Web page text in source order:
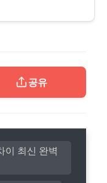
공유
이 최신 완벽